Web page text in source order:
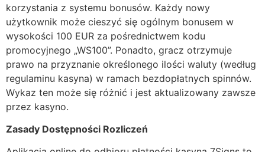
korzystania z systemu bonusów. Każdy nowy
użytkownik może cieszyć się ogólnym bonusem w
wysokości 100 EUR za pośrednictwem kodu
promocyjnego „WS100”. Ponadto, gracz otrzymuje
prawo na przyznanie określonego ilości waluty (według
regulaminu kasyna) w ramach bezdopłatnych spinnów.
Wykaz ten może się różnić i jest aktualizowany zawsze
przez kasyno.
Zasady Dostępności Rozliczeń